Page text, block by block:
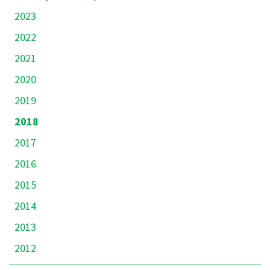
2023
2022
2021
2020
2019
2018
2017
2016
2015
2014
2013
2012